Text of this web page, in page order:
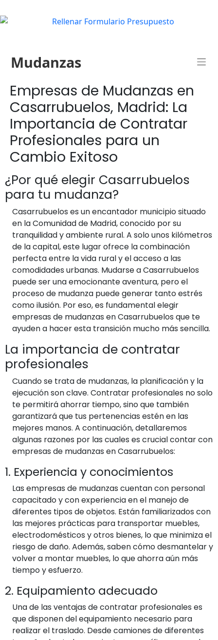
Mudanzas
Empresas de Mudanzas en
Casarrubuelos, Madrid: La
Importancia de Contratar
Profesionales para un
Cambio Exitoso
¿Por qué elegir Casarrubuelos
para tu mudanza?
Casarrubuelos es un encantador municipio situado
en la Comunidad de Madrid, conocido por su
tranquilidad y ambiente rural. A solo unos kilómetros
de la capital, este lugar ofrece la combinación
perfecta entre la vida rural y el acceso a las
comodidades urbanas. Mudarse a Casarrubuelos
puede ser una emocionante aventura, pero el
proceso de mudanza puede generar tanto estrés
como ilusión. Por eso, es fundamental elegir
empresas de mudanzas en Casarrubuelos que te
ayuden a hacer esta transición mucho más sencilla.
La importancia de contratar
profesionales
Cuando se trata de mudanzas, la planificación y la
ejecución son clave. Contratar profesionales no solo
te permitirá ahorrar tiempo, sino que también
garantizará que tus pertenencias estén en las
mejores manos. A continuación, detallaremos
algunas razones por las cuales es crucial contar con
empresas de mudanzas en Casarrubuelos:
1. Experiencia y conocimientos
Las empresas de mudanzas cuentan con personal
capacitado y con experiencia en el manejo de
diferentes tipos de objetos. Están familiarizados con
las mejores prácticas para transportar muebles,
electrodomésticos y otros bienes, lo que minimiza el
riesgo de daño. Además, saben cómo desmantelar y
volver a montar muebles, lo que ahorra aún más
tiempo y esfuerzo.
2. Equipamiento adecuado
Una de las ventajas de contratar profesionales es
que disponen del equipamiento necesario para
realizar el traslado. Desde camiones de diferentes